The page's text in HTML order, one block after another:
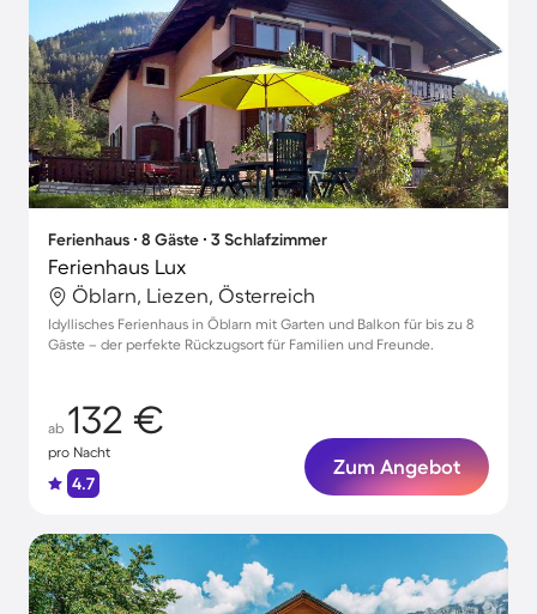
Ferienhaus ∙ 8 Gäste ∙ 3 Schlafzimmer
Ferienhaus Lux
Öblarn, Liezen, Österreich
Idyllisches Ferienhaus in Öblarn mit Garten und Balkon für bis zu 8
Gäste – der perfekte Rückzugsort für Familien und Freunde.
ab 132 €
pro Nacht
4.7
Zum Angebot